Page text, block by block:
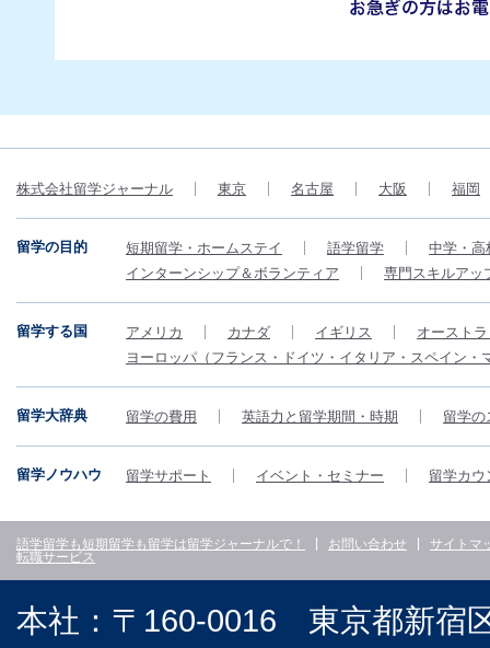
株式会社留学ジャーナル 東京 名古屋 大阪 福岡
留学の目的 短期留学・ホームステイ 語学留学
中学・高
インターンシップ＆ボランティア
専門スキルアッ
留学する国 アメリカ カナダ イギリス
オースト
ヨーロッパ（フランス・ドイツ・イタリア・スペイン・
留学大辞典 留学の費用 英語力と留学期間・時期 留学の
留学ノウハウ 留学サポート イベント・セミナー 留学カウ
語学留学も短期留学も留学は留学ジャーナルで！ お問い合わせ
サイトマ
転職サービス
本社：〒160-0016 東京都新宿